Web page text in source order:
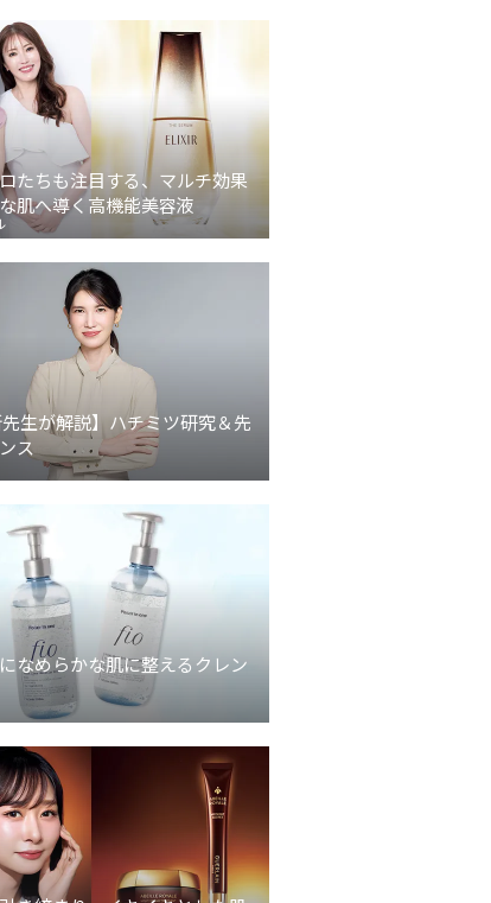
たちも注目する、マルチ効果
肌へ導く高機能美容液
先生が解説】ハチミツ研究＆先
ス
なめらかな肌に整えるクレン